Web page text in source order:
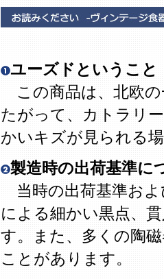
ユーズドということ
この商品は、北欧の
たがって、カトラリ
かいキズが見られる
製造時の出荷基準に
当時の出荷基準およ
による細かい黒点、
す。また、多くの陶
ことがあります。